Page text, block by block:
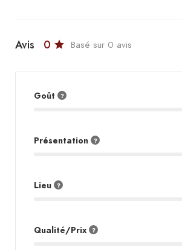
Avis 0 Basé sur 0 avis
Goût
Présentation
Lieu
Qualité/Prix